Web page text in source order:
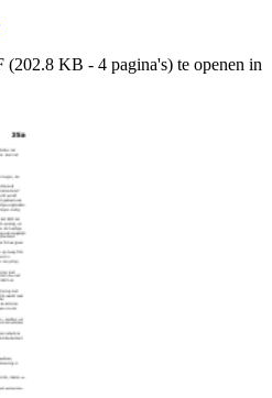
KB - 4 pagina's) te openen in